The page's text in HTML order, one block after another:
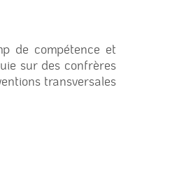
de compétence et
sur des confrères
transversales